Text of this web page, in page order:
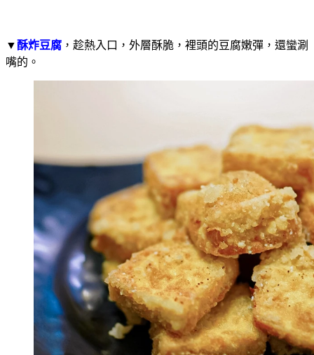
▼ 酥炸豆腐 ，趁熱入口，外層酥脆，裡頭的豆腐嫩彈，還蠻涮
嘴的。